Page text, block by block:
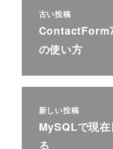
古い投稿
の使い方
新しい投稿
MySQLで現
る